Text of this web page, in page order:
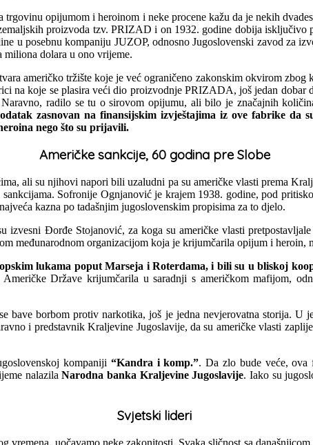
opijumom i heroinom i neke procene kažu da je nekih
proizvoda tzv. PRIZAD i on 1932. godine dobija
u posebnu kompaniju JUZOP, odnosno Jugoslovenski zavod za
miliona dolara u ono vrijeme.
američko tržište koje je već ograničeno zakonskim okvirom
na koje se plasira veći dio proizvodnje PRIZADA, još jedan
radilo se tu o sirovom opijumu, ali bilo je značajnih
zasnovan na finansijskim izvještajima iz ove fabrike da
nego što su prijavili.
Američke sankcije, 60 godina pre Slobe
ali su njihovi napori bili uzaludni pa su američke vlasti prema
Sofronije Ognjanović je krajem 1938. godine, pod
kazna po tadašnjim jugoslovenskim propisima za to djelo.
Đorđe Stojanović, za koga su američke vlasti
međunarodnom organizacijom koja je krijumčarila opijum i heroin,
lukama poput Marseja i Roterdama, i bili su u bliskoj
Države krijumčarila u saradnji s američkom mafijom,
bave borbom protiv narkotika, još je jedna nevjerovatna storija. U
i predstavnik Kraljevine Jugoslavije, da su američke vlasti
kompaniji “Kandra i komp.”. Da zlo bude veće, ova
nalazilaNarodna banka Kraljevine Jugoslavije. Iako su
Svjetski lideri
uočavamo neke zakonitosti. Svaka sličnost sa